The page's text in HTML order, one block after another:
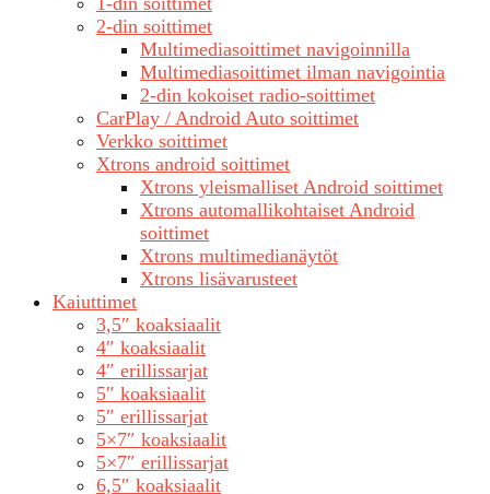
2-din soittimet
Multimediasoittimet navigoinnilla
Multimediasoittimet ilman navigointia
2-din kokoiset radio-soittimet
CarPlay / Android Auto soittimet
Verkko soittimet
Xtrons android soittimet
Xtrons yleismalliset Android soittimet
Xtrons automallikohtaiset Android
soittimet
Xtrons multimedianäytöt
Xtrons lisävarusteet
Kaiuttimet
3,5″ koaksiaalit
4″ koaksiaalit
4″ erillissarjat
5″ koaksiaalit
5″ erillissarjat
5×7″ koaksiaalit
5×7″ erillissarjat
6,5″ koaksiaalit